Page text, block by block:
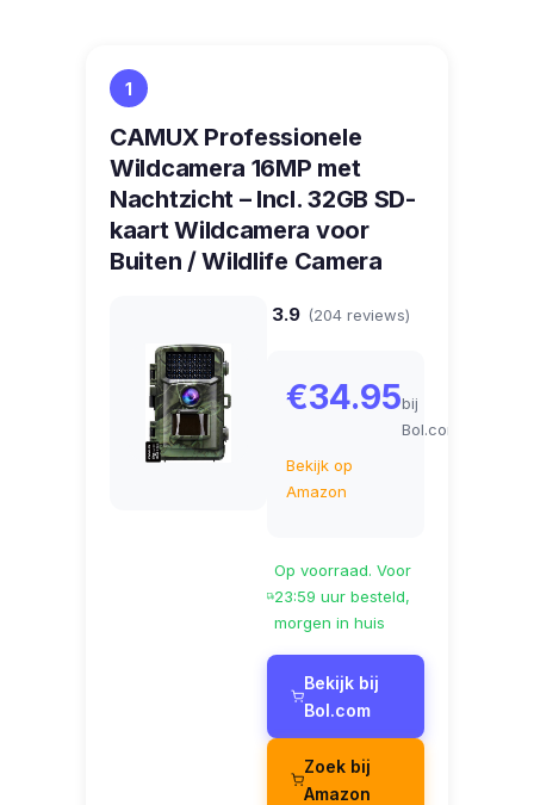
1
CAMUX Professionele
Wildcamera 16MP met
Nachtzicht – Incl. 32GB SD-
kaart Wildcamera voor
Buiten / Wildlife Camera
3.9 (204 reviews)
€34.95bij
Bol.com
Bekijk op
Amazon
Op voorraad. Voor
23:59 uur besteld,
morgen in huis
Bekijk bij
Bol.com
Zoek bij
Amazon